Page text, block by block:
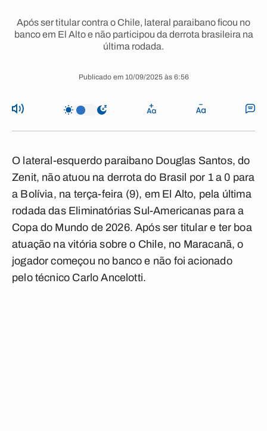
Após ser titular contra o Chile, lateral paraibano ficou no
banco em El Alto e não participou da derrota brasileira na
última rodada.
Publicado em 10/09/2025 às 6:56
O lateral-esquerdo paraibano Douglas Santos, do
Zenit, não atuou na derrota do Brasil por 1 a 0 para
a Bolívia, na terça-feira (9), em El Alto, pela última
rodada das Eliminatórias Sul-Americanas para a
Copa do Mundo de 2026. Após ser titular e ter boa
atuação na vitória sobre o Chile, no Maracanã, o
jogador começou no banco e não foi acionado
pelo técnico Carlo Ancelotti.